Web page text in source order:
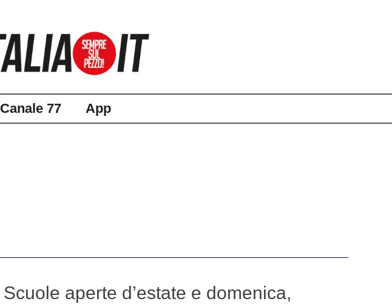
Canale 77 App
Scuole aperte d’estate e domenica,
Scuole